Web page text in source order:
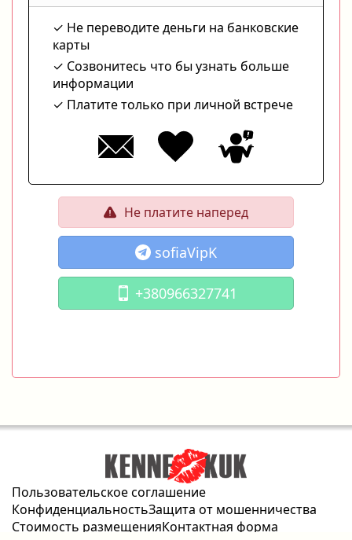
Не переводите деньги на банковские
карты
Созвонитесь что бы узнать больше
информации
Платите только при личной встрече
Не платите наперед
sofiaVipK
+380966327741
Пользовательское соглашение
КонфиденциальностьЗащита от мошенничества
Стоимость размещенияКонтактная форма